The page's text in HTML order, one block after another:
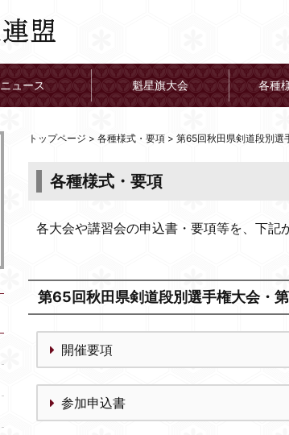
ニュース 魁星旗大会 各種
トップページ > 各種様式・要項 > 第65回秋田県剣道段別選
各種様式・要項
各大会や講習会の申込書・要項等を、下記
第65回秋田県剣道段別選手権大会・
開催要項
参加申込書